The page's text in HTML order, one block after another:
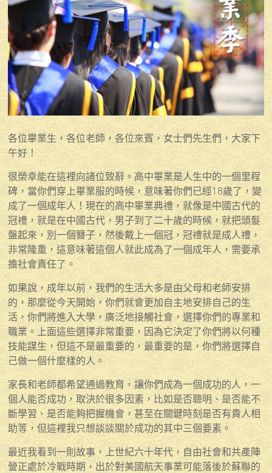
各位畢業生，各位老師，各位來賓，女士們先生們，大家下
午好！
很榮幸能在這裡向諸位致辭。高中畢業是人生中的一個里程
碑，當你們穿上畢業服的時候，意味著你們已經18歲了，變
成了一個成年人！現在的高中畢業典禮，就像是中國古代的
冠禮，就是在中國古代，男子到了二十歲的時候，就把頭髮
盤起來，別一個簪子，然後戴上一個冠，冠禮就是成人禮，
非常隆重，這意味著這個人就此成為了一個成年人，需要承
擔社會責任了。
如果說，成年以前，我們的生活大多是由父母和老師安排
的，那麼從今天開始，你們就會更加自主地安排自己的生
活，你們將進入大學，廣泛地接觸社會，選擇你們的專業和
職業。上面這些選擇非常重要，因為它決定了你們將以何種
技能謀生，但這不是最重要的，最重要的是，你們將選擇自
己做一個什麼樣的人。
家長和老師都希望通過教育，讓你們成為一個成功的人，一
個人能否成功，取決於很多因素，比如是否聰明、是否能不
斷學習、是否能夠把握機會，甚至在關鍵時刻是否有貴人相
助等，但這裡我只想談談關於成功的其中三個要素。
最近我看到一則故事，上世紀六十年代，自由社會和共產陣
營正處於冷戰時期，出於對美國航天事業可能落後於蘇聯的